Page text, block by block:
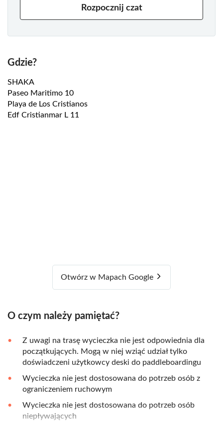
Rozpocznij czat
Gdzie?
SHAKA
Paseo Maritimo 10
Playa de Los Cristianos
Edf Cristianmar L 11
Otwórz w Mapach Google
O czym należy pamiętać?
Z uwagi na trasę wycieczka nie jest odpowiednia dla
początkujących. Mogą w niej wziąć udział tylko
doświadczeni użytkowcy deski do paddleboardingu
Wycieczka nie jest dostosowana do potrzeb osób z
ograniczeniem ruchowym
Wycieczka nie jest dostosowana do potrzeb osób
niepływających